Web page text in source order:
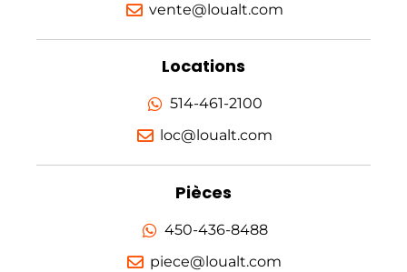
vente@loualt.com
Locations
514-461-2100
loc@loualt.com
Pièces
450-436-8488
piece@loualt.com